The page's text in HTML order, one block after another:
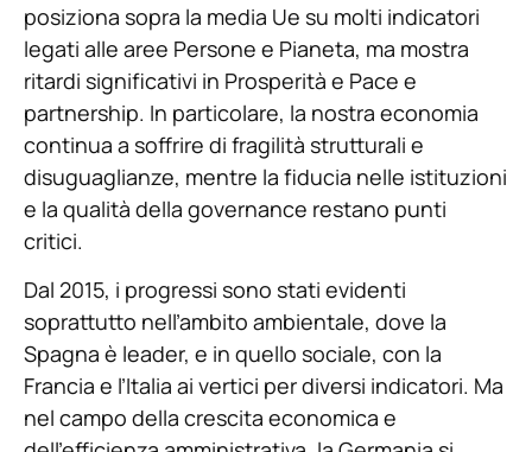
posiziona sopra la media Ue su molti indicatori
legati alle aree Persone e Pianeta, ma mostra
ritardi significativi in Prosperità e Pace e
partnership. In particolare, la nostra economia
continua a soffrire di fragilità strutturali e
disuguaglianze, mentre la fiducia nelle istituzioni
e la qualità della governance restano punti
critici.
Dal 2015, i progressi sono stati evidenti
soprattutto nell’ambito ambientale, dove la
Spagna è leader, e in quello sociale, con la
Francia e l’Italia ai vertici per diversi indicatori. Ma
nel campo della crescita economica e